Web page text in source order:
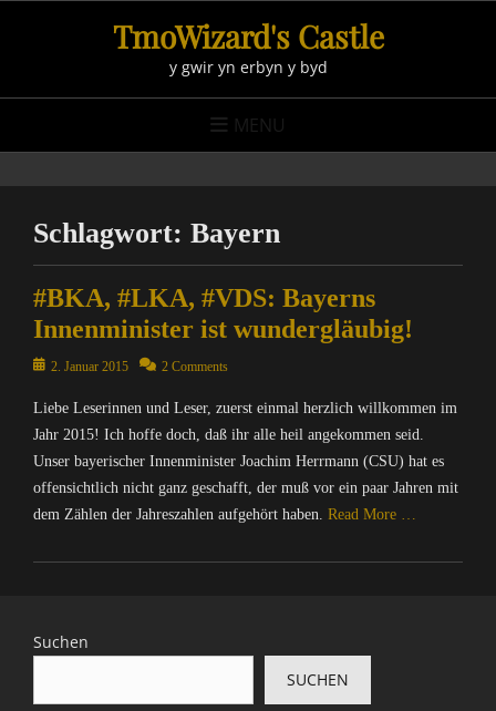
TmoWizard's Castle
y gwir yn erbyn y byd
MENU
Schlagwort: Bayern
#BKA, #LKA, #VDS: Bayerns
Innenminister ist wundergläubig!
Posted2. Januar 2015 2 Comments
Liebe Leserinnen und Leser, zuerst einmal herzlich willkommen im
Jahr 2015! Ich hoffe doch, daß ihr alle heil angekommen seid.
Unser bayerischer Innenminister Joachim Herrmann (CSU) hat es
offensichtlich nicht ganz geschafft, der muß vor ein paar Jahren mit
dem Zählen der Jahreszahlen aufgehört haben. Read More …
Categories
p
t
Suchen
SUCHEN